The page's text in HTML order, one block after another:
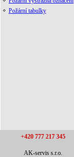
Požární tabulky
+420 777 217 345
AK-servis s.r.o.